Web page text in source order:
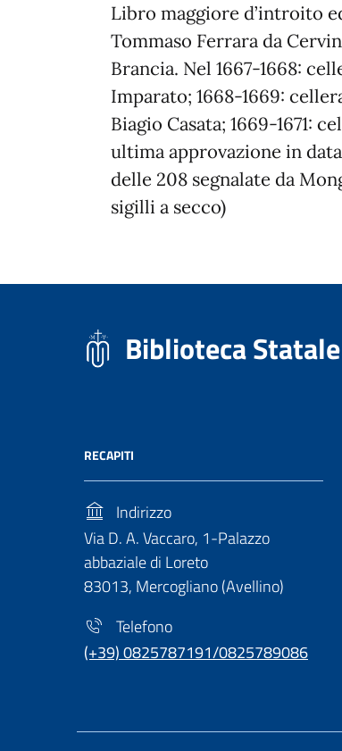
Libro maggiore d’introito
Tommaso Ferrara da
Brancia. Nel 1667-1668:
Imparato; 1668-1669:
Biagio Casata; 1669-1671:
ultima approvazione in
delle 208 segnalate da
sigilli a secco)
Biblioteca
RECAPITI
Indirizzo
Via D. A. Vaccaro, 1-Palazzo
abbaziale di Loreto
83013, Mercogliano (Avellino)
Telefono
(+39) 0825787191/0825789086